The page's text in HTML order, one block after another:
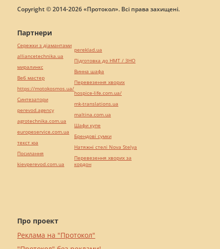
Copyright © 2014-2026 «Протокол». Всі права захищені.
Про проект
Реклама на "Протокол"
Партнери
Сережки з діамантами
alliancetechnika.ua
миралинкс
Веб мастер
https://motokosmos.ua/
Синтезатори
perevod.agency
agrotechnika.com.ua
europeservice.com.ua
текст юа
Посилання
kievperevod.com.ua
pereklad.ua
Підготовка до НМТ / ЗНО
Винна шафа
Перевезення хворих
hospice-life.com.ua/
mk-translations.ua
maltina.com.ua
Шафи купе
Брендові сумки
Натяжні стелі Nova Stelya
Перевезення хворих за
кордон